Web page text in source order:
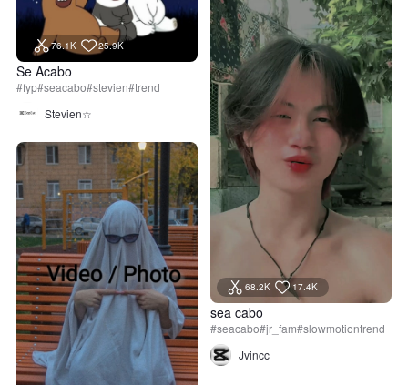
76.1K 25.9K
Se Acabo
#fyp#seacabo#stevien#trend
Stevien☆
68.2K 17.4K
sea cabo
#seacabo#jr_fam#slowmotiontrend
Jvincc